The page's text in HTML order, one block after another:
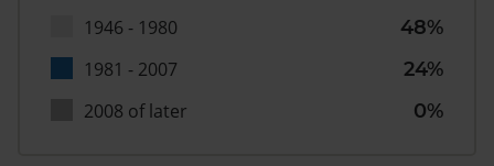
1946 - 1980
48%
1981 - 2007
24%
2008 of later
0%